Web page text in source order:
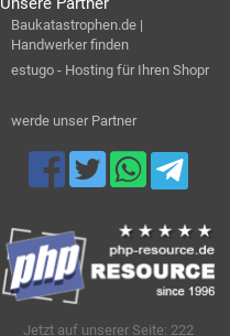
Baukatastrophen.de |
Handwerker finden
estugo - Hosting für Ihren Shopr
werde unser Partner
Jetzt auf unserer Seite: 222